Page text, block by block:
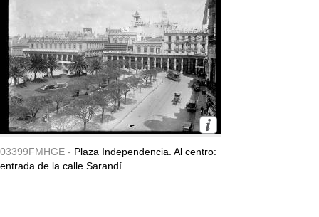
03399FMHGE - Plaza Independencia. Al centro:
entrada de la calle Sarandí.